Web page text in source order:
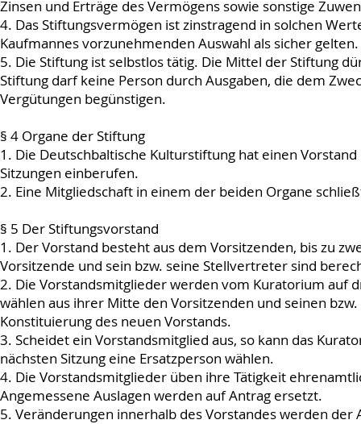
Zinsen und Erträge des Vermögens sowie sonstige
4. Das Stiftungsvermögen ist zinstragend in solchen
Kaufmannes vorzunehmenden Auswahl als sicher gelten.
5. Die Stiftung ist selbstlos tätig. Die Mittel der Stiftung
Stiftung darf keine Person durch Ausgaben, die dem
Vergütungen begünstigen.
§ 4 Organe der Stiftung
1. Die Deutschbaltische Kulturstiftung hat einen
Sitzungen einberufen.
2. Eine Mitgliedschaft in einem der beiden Organe
§ 5 Der Stiftungsvorstand
1. Der Vorstand besteht aus dem Vorsitzenden, bis zu
Vorsitzende und sein bzw. seine Stellvertreter sind
2. Die Vorstandsmitglieder werden vom Kuratorium auf
wählen aus ihrer Mitte den Vorsitzenden und seinen
Konstituierung des neuen Vorstands.
3. Scheidet ein Vorstandsmitglied aus, so kann das
nächsten Sitzung eine Ersatzperson wählen.
4. Die Vorstandsmitglieder üben ihre Tätigkeit
Angemessene Auslagen werden auf Antrag ersetzt.
5. Veränderungen innerhalb des Vorstandes werden